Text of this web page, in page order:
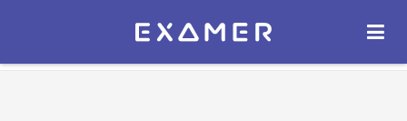
Экзамер — ЕГЭ 2027
ОТКРЫТЬ